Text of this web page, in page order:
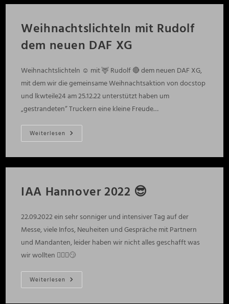
🎄
Weihnachtslichteln mit Rudolf
dem neuen DAF XG
Weihnachtslichteln ☺️ mit 🦌 Rudolf 🔴 dem neuen DAF XG,
mit dem wir die gemeinsame Weihnachtsaktion von docstop
und lkwteile24 am 25.12.22 unterstützt haben um
„gestrandeten“ Truckern eine kleine Freude…
Weiterlesen Weihnachtslichteln
Mit
Dem
DAF
IAA Hannover 2022 😎
22.09.2022 ein sehr sonniger und intensiver Tag auf der
Messe, viele Infos, Neuheiten und Gespräche mit Partnern
und Mandanten, leider haben wir nicht alles geschafft was
wir wollten 🤷🏻‍♂️😏
Weiterlesen IAA
Hannover
😎